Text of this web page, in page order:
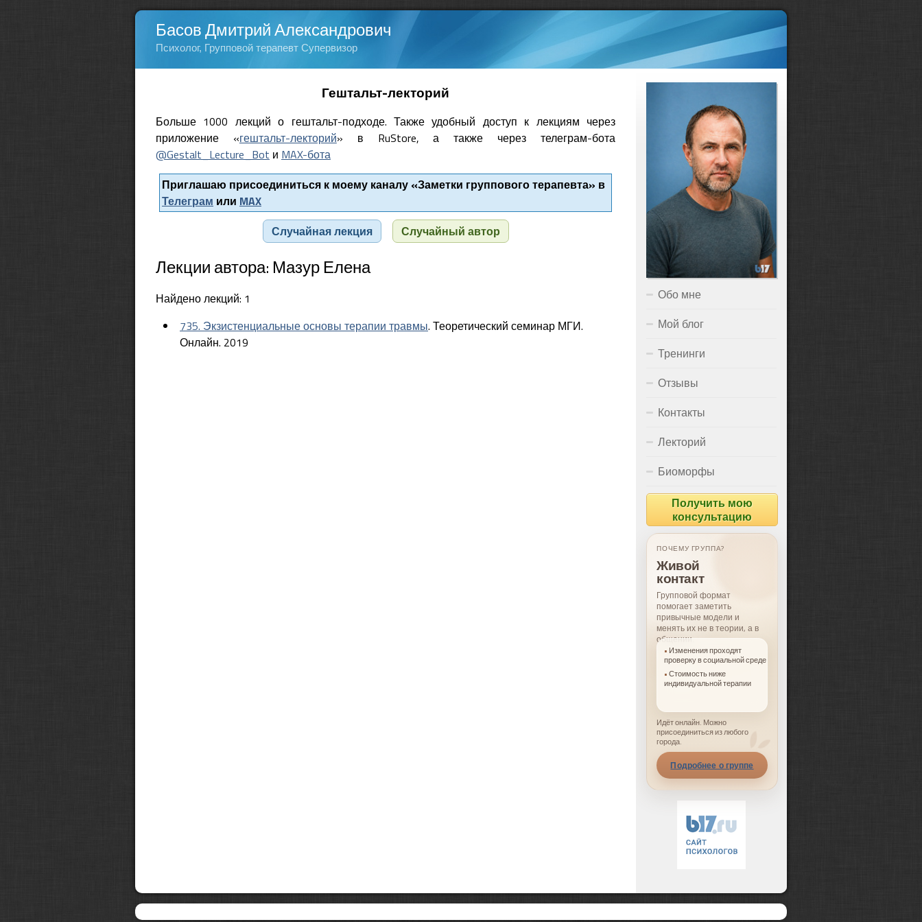
Басов Дмитрий Александрович
Психолог, Групповой терапевт Супервизор
Гештальт-лекторий
Больше 1000 лекций о гештальт-подходе. Также удобный доступ к лекциям через
приложение «гештальт-лекторий» в RuStore, а также через телеграм-бота
@Gestalt_Lecture_Bot и MAX-бота
Приглашаю присоединиться к моему каналу «Заметки группового терапевта» в
Телеграм или MAX
Случайная лекция
Случайный автор
Лекции автора: Мазур Елена
Найдено лекций: 1
735. Экзистенциальные основы терапии травмы. Теоретический семинар МГИ.
Онлайн. 2019
Обо мне
Мой блог
Тренинги
Отзывы
Контакты
Лекторий
Биоморфы
Получить мою
консультацию
ПОЧЕМУ ГРУППА?
Живой
контакт
Групповой формат
помогает заметить
привычные модели и
менять их не в теории, а в
общении.
Изменения проходят
проверку в социальной среде
Стоимость ниже
индивидуальной терапии
Идёт онлайн. Можно
присоединиться из любого
города.
Подробнее о группе